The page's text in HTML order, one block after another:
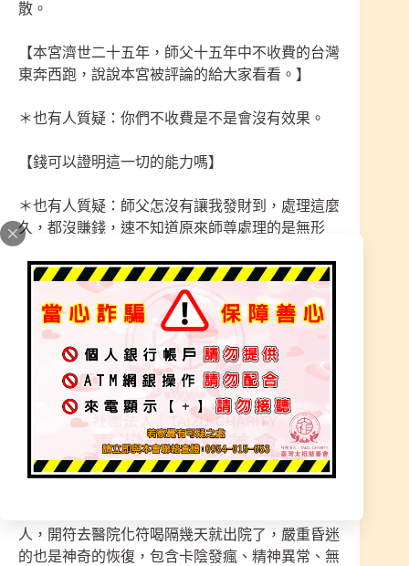
散。
【本宮濟世二十五年，師父十五年中不收費的台灣
東奔西跑，說說本宮被評論的給大家看看。】
＊也有人質疑：你們不收費是不是會沒有效果。
【錢可以證明這一切的能力嗎】
＊也有人質疑：師父怎沒有讓我發財到，處理這麼
久，都沒賺錢，速不知道原來師尊處理的是無形
事、身體狀況要先顧，人的貪性只想見到錢財才算
準、沒想過自己福報有多少就想得。
【有些去某宮求財、先讓你得財你覺的很準，其實
是拿你後半人生福報、來前面先給你得的，一個人
福報有多少都是註定，拜神不是求財，沒付出哪來
得，大家去求不就都發財了】有拾有得，有得必有
＊也有人質疑：這符都看不懂，真的有效嗎？
人，開符去醫院化符喝隔幾天就出院了，嚴重昏迷
的也是神奇的恢復，包含卡陰發瘋、精神異常、無